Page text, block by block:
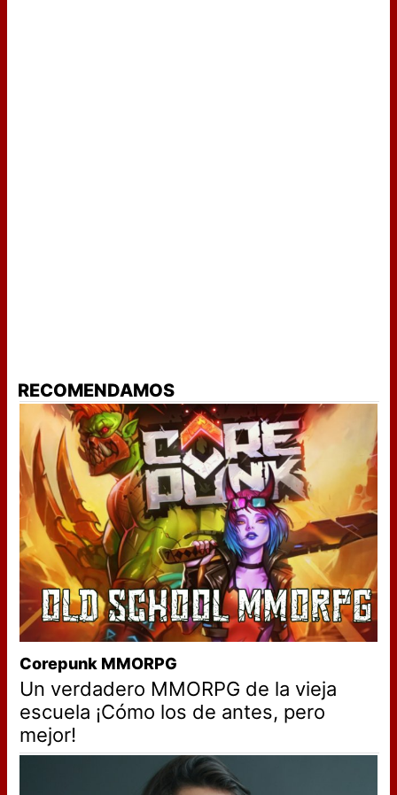
RECOMENDAMOS
Corepunk MMORPG
Un verdadero MMORPG de la vieja
escuela ¡Cómo los de antes, pero
mejor!